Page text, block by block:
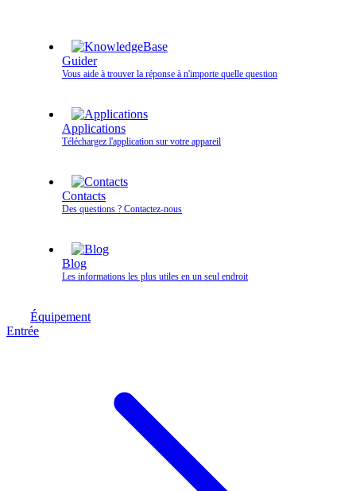
Guider
Vous aide à trouver la réponse à n'importe quelle question
Applications
Téléchargez l'application sur votre appareil
Contacts
Des questions ? Contactez‑nous
Blog
Les informations les plus utiles en un seul endroit
Équipement
Entrée